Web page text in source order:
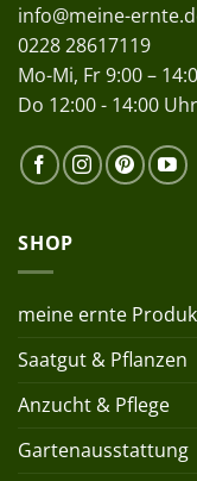
info@meine-
0228 28617119
Mo-Mi, Fr 9:00 –
Do 12:00 - 14:00 Uhr
SHOP
meine ernte
Saatgut & Pflanzen
Anzucht & Pflege
Gartenausstattung